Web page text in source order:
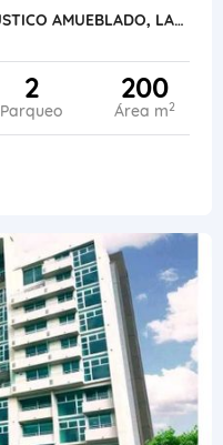
ALQUILER DE APARTAMENTO RÚSTICO AMUEBLADO, LAS NUBES DE CORONADO
2
Parqueo
200
Área m2